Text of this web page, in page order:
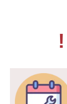
!